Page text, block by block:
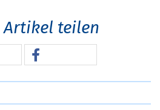
Artikel teilen